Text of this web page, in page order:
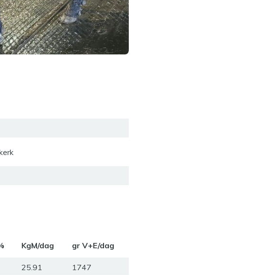
KgM/dag gr V+E/dag
25.91 1747